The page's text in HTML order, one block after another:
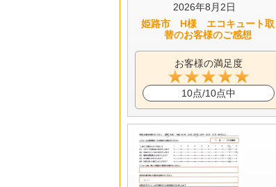
2026年8月2日
姫路市 H様 エコキュート取
替のお客様のご感想
お客様の満足度
10点/10点中